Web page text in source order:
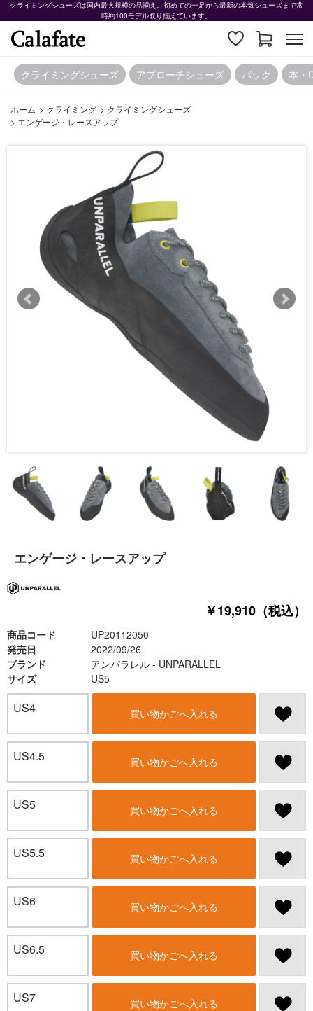
クライミングシューズは国内最大規模の品揃え。初めての一足から最新の本気シューズまで常
時約100モデル取り揃えています。
クライミングシューズ アプローチシューズ パック 本・
ホーム > クライミング > クライミングシューズ
> エンゲージ・レースアップ
エンゲージ・レースアップ
￥19,910（税込）
商品コード
UP20112050
発売日
2022/09/26
ブランド
アンパラレル - UNPARALLEL
サイズ
US5
US4 買い物かごへ入れる
US4.5 買い物かごへ入れる
US5 買い物かごへ入れる
US5.5 買い物かごへ入れる
US6 買い物かごへ入れる
US6.5 買い物かごへ入れる
US7 買い物かごへ入れる